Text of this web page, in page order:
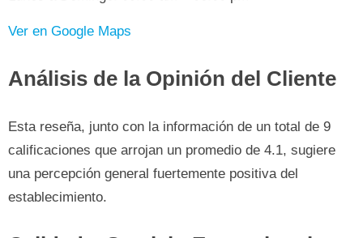
Ver en Google Maps
Análisis de la Opinión del Cliente
Esta reseña, junto con la información de un total de 9
calificaciones que arrojan un promedio de 4.1, sugiere
una percepción general fuertemente positiva del
establecimiento.